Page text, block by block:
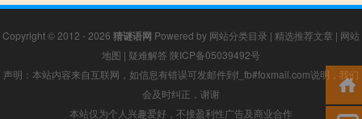
Copyright © 2012 - 2026 猜谜语网 Powered by 网站分类目录 | 精选推荐文章 | 网站
地图 | 疑难解答 陕ICP备05039492号
声明：本站内容来自互联网，如信息有错误可发邮件到f_fb#foxmail.com说明，我们
会及时纠正，谢谢
本站仅为个人兴趣爱好，不接盈利性广告及商业合作